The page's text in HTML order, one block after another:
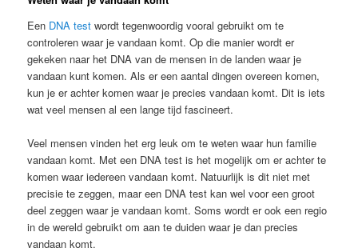
Een DNA test wordt tegenwoordig vooral gebruikt om te
controleren waar je vandaan komt. Op die manier wordt er
gekeken naar het DNA van de mensen in de landen waar je
vandaan kunt komen. Als er een aantal dingen overeen komen,
kun je er achter komen waar je precies vandaan komt. Dit is iets
wat veel mensen al een lange tijd fascineert.
Veel mensen vinden het erg leuk om te weten waar hun familie
vandaan komt. Met een DNA test is het mogelijk om er achter te
komen waar iedereen vandaan komt. Natuurlijk is dit niet met
precisie te zeggen, maar een DNA test kan wel voor een groot
deel zeggen waar je vandaan komt. Soms wordt er ook een regio
in de wereld gebruikt om aan te duiden waar je dan precies
vandaan komt.